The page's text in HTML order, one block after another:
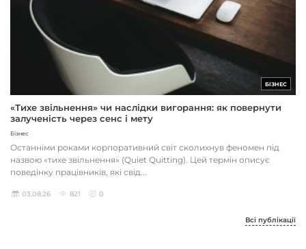
БІЗНЕС
«Тихе звільнення» чи наслідки вигорання: як повернути
залученість через сенс і мету
Бізнес
Останніми роками корпоративний світ сколихнув феномен під
назвою «тихе звільнення» (Quiet Quitting). Цей термін описує
поведінку працівників, які свід...
03.08.26 821 0
Всі публікації